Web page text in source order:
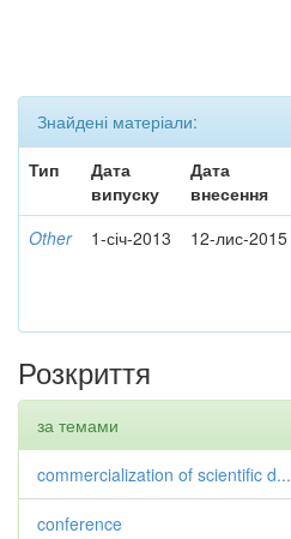
Знайдені матеріали:
Тип
Дата
випуску
Дата
внесення
Other 1-січ-2013 12-лис-2015
Розкриття
за темами
commercialization of scientific d...
conference